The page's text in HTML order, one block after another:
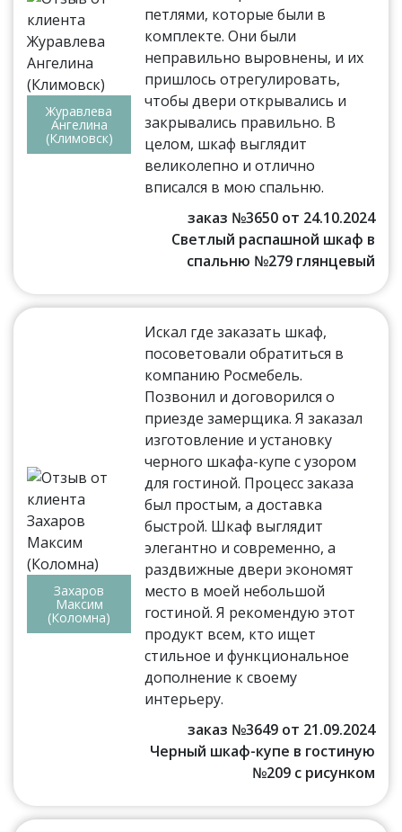
Журавлева
Ангелина
(Климовск)
петлями, которые были в
комплекте. Они были
неправильно выровнены, и их
пришлось отрегулировать,
чтобы двери открывались и
закрывались правильно. В
целом, шкаф выглядит
великолепно и отлично
вписался в мою спальню.
заказ №3650 от 24.10.2024
Светлый распашной шкаф в
спальню №279 глянцевый
Захаров
Максим
(Коломна)
Искал где заказать шкаф,
посоветовали обратиться в
компанию Росмебель.
Позвонил и договорился о
приезде замерщика. Я заказал
изготовление и установку
черного шкафа-купе с узором
для гостиной. Процесс заказа
был простым, а доставка
быстрой. Шкаф выглядит
элегантно и современно, а
раздвижные двери экономят
место в моей небольшой
гостиной. Я рекомендую этот
продукт всем, кто ищет
стильное и функциональное
дополнение к своему
интерьеру.
заказ №3649 от 21.09.2024
Черный шкаф-купе в гостиную
№209 с рисунком